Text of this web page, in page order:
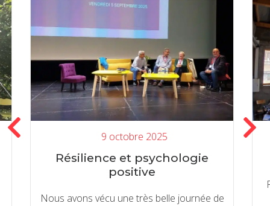
Résilience et psychologie
positive
Nous avons vécu une très belle journée de
9 octobre 2025